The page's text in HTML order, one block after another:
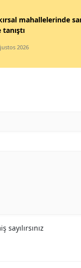
mahallelerinde
2026